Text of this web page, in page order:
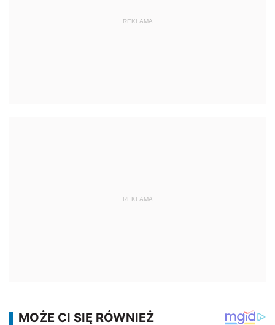
REKLAMA
REKLAMA